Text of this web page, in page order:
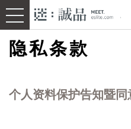
隐私条款
个人资料保护告知暨同